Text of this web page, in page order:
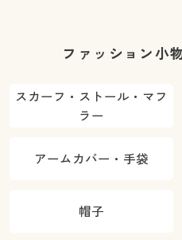
ファッション小
スカーフ・ストール・マフ
ラー
アームカバー・手袋
帽子